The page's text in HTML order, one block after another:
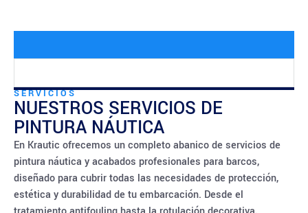
SERVICIOS
NUESTROS SERVICIOS DE
PINTURA NÁUTICA
En Krautic ofrecemos un completo abanico de servicios de
pintura náutica y acabados profesionales para barcos,
diseñado para cubrir todas las necesidades de protección,
estética y durabilidad de tu embarcación. Desde el